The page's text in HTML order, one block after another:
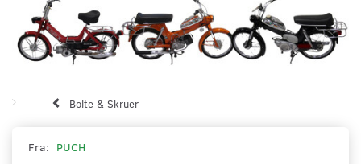
Bolte & Skruer
Fra: PUCH